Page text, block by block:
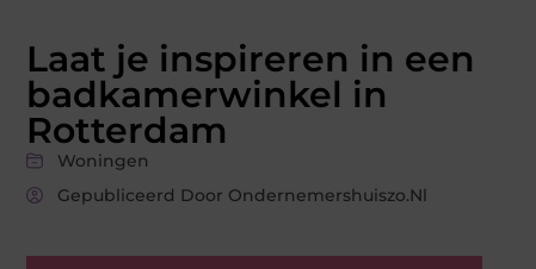
Laat je inspireren in een
badkamerwinkel in
Rotterdam
Woningen
Gepubliceerd Door Ondernemershuiszo.nl